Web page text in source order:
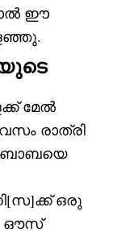
ഈ
മേൽ
രാത്രി
ഒരു
ഔസ്